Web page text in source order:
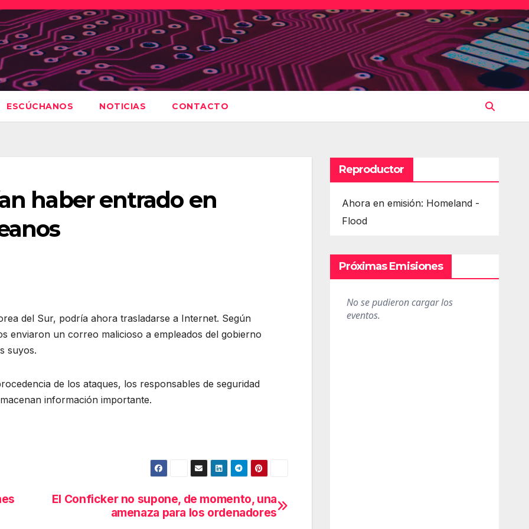
ESCÚCHANOS NOTICIAS CONTACTO
haber entrado en
del Sur, podría ahora trasladarse a Internet. Según
enviaron un correo malicioso a empleados del gobierno
suyos.
de los ataques, los responsables de seguridad
información importante.
El Conficker no supone, de momento, una
amenaza para los ordenadores
Reproductor
Ahora en emisión: Homeland -
Flood
Próximas Emisiones